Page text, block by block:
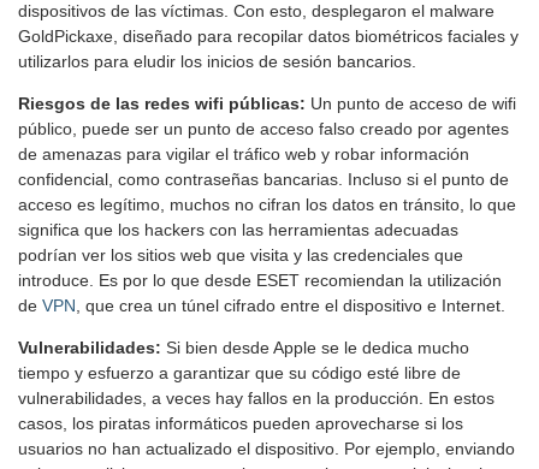
dispositivos de las víctimas. Con esto, desplegaron el malware
GoldPickaxe, diseñado para recopilar datos biométricos faciales y
utilizarlos para eludir los inicios de sesión bancarios.
Riesgos de las redes wifi públicas: Un punto de acceso de wifi
público, puede ser un punto de acceso falso creado por agentes
de amenazas para vigilar el tráfico web y robar información
confidencial, como contraseñas bancarias. Incluso si el punto de
acceso es legítimo, muchos no cifran los datos en tránsito, lo que
significa que los hackers con las herramientas adecuadas
podrían ver los sitios web que visita y las credenciales que
introduce. Es por lo que desde ESET recomiendan la utilización
de VPN , que crea un túnel cifrado entre el dispositivo e Internet.
Vulnerabilidades: Si bien desde Apple se le dedica mucho
tiempo y esfuerzo a garantizar que su código esté libre de
vulnerabilidades, a veces hay fallos en la producción. En estos
casos, los piratas informáticos pueden aprovecharse si los
usuarios no han actualizado el dispositivo. Por ejemplo, enviando